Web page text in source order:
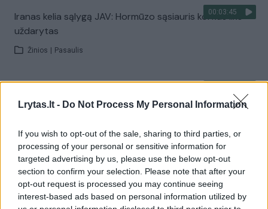
Lrytas.lt - Do Not Process My Personal Information
If you wish to opt-out of the sale, sharing to third parties, or
processing of your personal or sensitive information for
targeted advertising by us, please use the below opt-out
section to confirm your selection. Please note that after your
opt-out request is processed you may continue seeing
interest-based ads based on personal information utilized by
00:03:45
Iranas kelia sąlygą JAV: Hormūzo sąsiauris kol kas liks
uždarytas
Žinios Pasaulis
Rupkalviuose su dalgiais stojo į kovą: paskelbti Metų
šienpjoviai
Visi įrašai